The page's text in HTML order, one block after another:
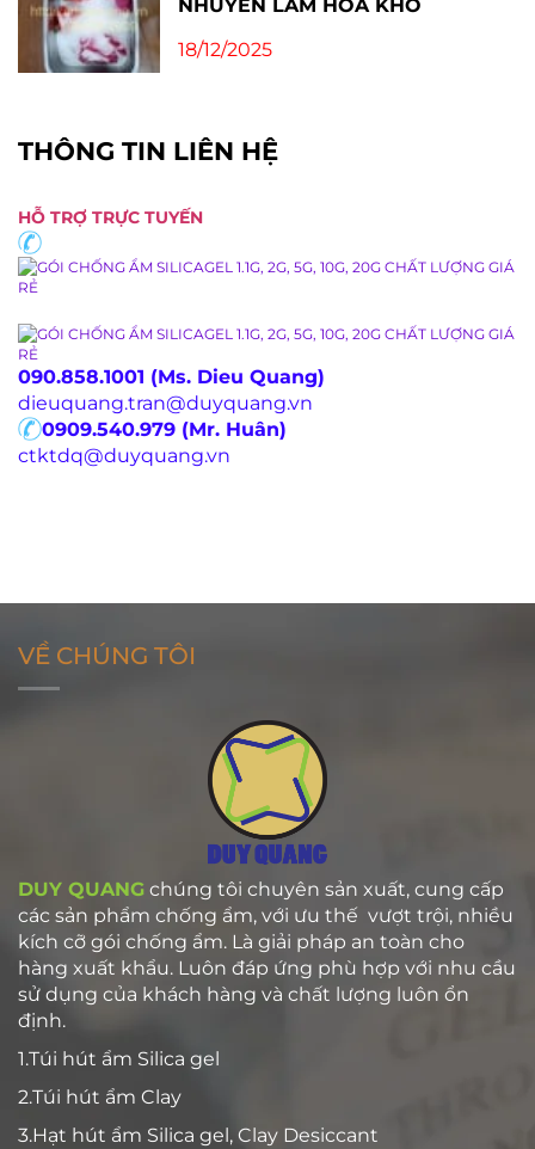
NHUYỄN LÀM HOA KHÔ
18/12/2025
THÔNG TIN LIÊN HỆ
HỖ TRỢ TRỰC TUYẾN
090.858.1001 (Ms. Dieu Quang)
dieuquang.tran@duyquang.vn
0909.540.979 (Mr. Huân)
ctktdq@duyquang.vn
VỀ CHÚNG TÔI
DUY QUANG chúng tôi chuyên sản xuất, cung cấp
các sản phẩm chống ẩm, với ưu thế vượt trội, nhiều
kích cỡ gói chống ẩm. Là giải pháp an toàn cho
hàng xuất khẩu. Luôn đáp ứng phù hợp với nhu cầu
sử dụng của khách hàng và chất lượng luôn ổn
định.
1.Túi hút ẩm Silica gel
2.Túi hút ẩm Clay
3.Hạt hút ẩm Silica gel, Clay Desiccant